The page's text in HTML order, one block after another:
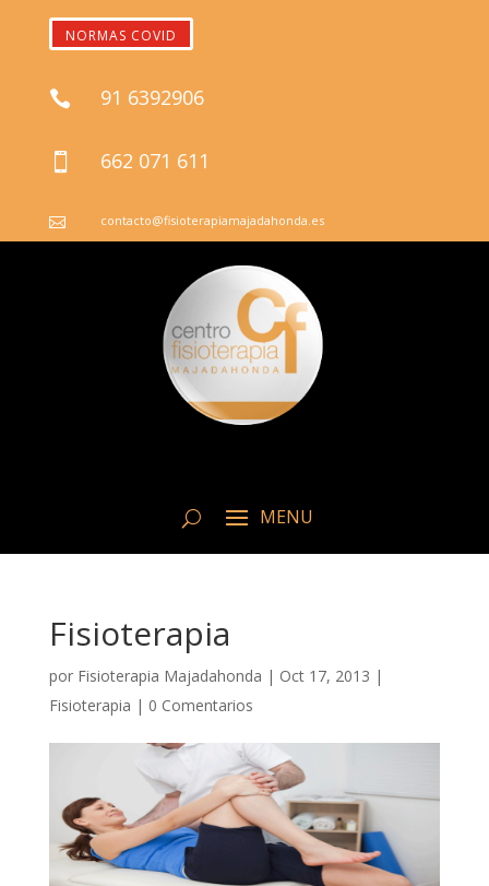
NORMAS COVID
 91 6392906
 662 071 611
 contacto@fisioterapiamajadahonda.es
Fisioterapia
por Fisioterapia Majadahonda | Oct 17, 2013 |
Fisioterapia | 0 Comentarios